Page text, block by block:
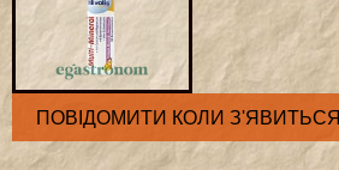
ПОВІДОМИТИ КОЛИ З'ЯВИТЬСЯ